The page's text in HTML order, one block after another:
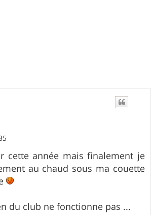
cette année mais finalement je
au chaud sous ma couette
du club ne fonctionne pas ...